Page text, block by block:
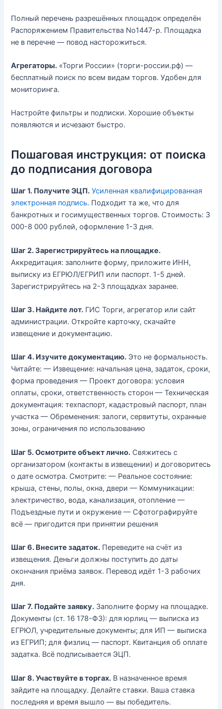
Полный перечень разрешённых площадок определён
Распоряжением Правительства No1447-р. Площадка
не в перечне — повод насторожиться.
Агрегаторы. «Торги России» (торги-россии.рф) —
бесплатный поиск по всем видам торгов. Удобен для
мониторинга.
Настройте фильтры и подписки. Хорошие объекты
появляются и исчезают быстро.
Пошаговая инструкция: от поиска
до подписания договора
Шаг 1. Получите ЭЦП. Усиленная квалифицированная
электронная подпись. Подходит та же, что для
банкротных и госимущественных торгов. Стоимость: 3
000-8 000 рублей, оформление 1-3 дня.
Шаг 2. Зарегистрируйтесь на площадке.
Аккредитация: заполните форму, приложите ИНН,
выписку из ЕГРЮЛ/ЕГРИП или паспорт. 1-5 дней.
Зарегистрируйтесь на 2-3 площадках заранее.
Шаг 3. Найдите лот. ГИС Торги, агрегатор или сайт
администрации. Откройте карточку, скачайте
извещение и документацию.
Шаг 4. Изучите документацию. Это не формальность.
Читайте: — Извещение: начальная цена, задаток, сроки,
форма проведения — Проект договора: условия
оплаты, сроки, ответственность сторон — Техническая
документация: техпаспорт, кадастровый паспорт, план
участка — Обременения: залоги, сервитуты, охранные
зоны, ограничения по использованию
Шаг 5. Осмотрите объект лично. Свяжитесь с
организатором (контакты в извещении) и договоритесь
о дате осмотра. Смотрите: — Реальное состояние:
крыша, стены, полы, окна, двери — Коммуникации:
электричество, вода, канализация, отопление —
Подъездные пути и окружение — Сфотографируйте
всё — пригодится при принятии решения
Шаг 6. Внесите задаток. Переведите на счёт из
извещения. Деньги должны поступить до даты
окончания приёма заявок. Перевод идёт 1-3 рабочих
дня.
Шаг 7. Подайте заявку. Заполните форму на площадке.
Документы (ст. 16 178-ФЗ): для юрлиц — выписка из
ЕГРЮЛ, учредительные документы; для ИП — выписка
из ЕГРИП; для физлиц — паспорт. Квитанция об оплате
задатка. Всё подписывается ЭЦП.
Шаг 8. Участвуйте в торгах. В назначенное время
зайдите на площадку. Делайте ставки. Ваша ставка
последняя и время вышло — вы победитель.